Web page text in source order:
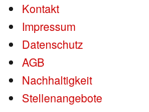
Kontakt
Impressum
Datenschutz
AGB
Nachhaltigkeit
Stellenangebote